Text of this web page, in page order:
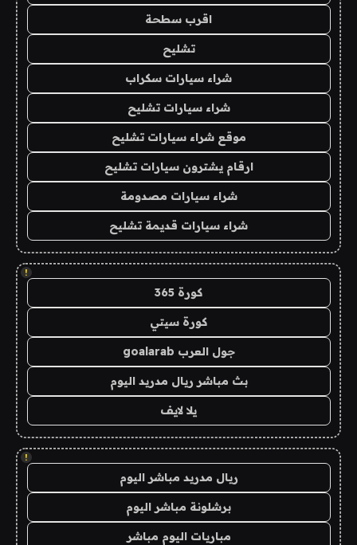
اقرب سطحة
تشليح
شراء سيارات سكراب
شراء سيارات تشليح
موقع شراء سيارات تشليح
ارقام يشترون سيارات تشليح
شراء سيارات مصدومة
شراء سيارات قديمة تشليح
!
كورة 365
كورة سيتي
جول العرب goalarab
بث مباشر ريال مدريد اليوم
يلا لايف
!
ريال مدريد مباشر اليوم
برشلونة مباشر اليوم
مباريات اليوم مباشر